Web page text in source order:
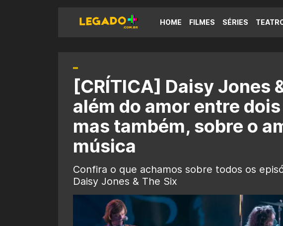
HOME FILMES SÉRIES
[CRÍTICA] Daisy Jones
além do amor entre
mas também, sobre o
música
Confira o que achamos sobre todos os
Daisy Jones & The Six